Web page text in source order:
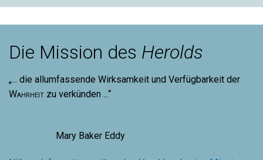
Die Mission des Herolds
„... die allumfassende Wirksamkeit und Verfügbarkeit der
Wahrheit zu verkünden ...“
Mary Baker Eddy